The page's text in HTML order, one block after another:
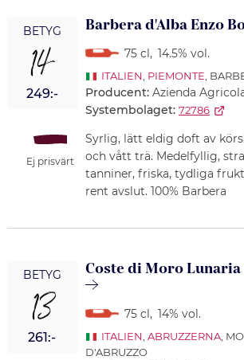
BETYG
14
249:-
Ej prisvärt
Barbera d'Alba Enzo
75 cl , 14.5% vol.
ITALIEN, PIEMONTE,
Producent: Azienda
Systembolaget: 72786
Syrlig, lätt eldig doft av
och vått trä. Medelfyllig,
tanniner, friska, tydliga
rent avslut. 100% Barbera
BETYG
13
261:-
Coste di Moro Lunaria
75 cl , 14% vol.
ITALIEN, ABRUZZERNA,
D'ABRUZZO